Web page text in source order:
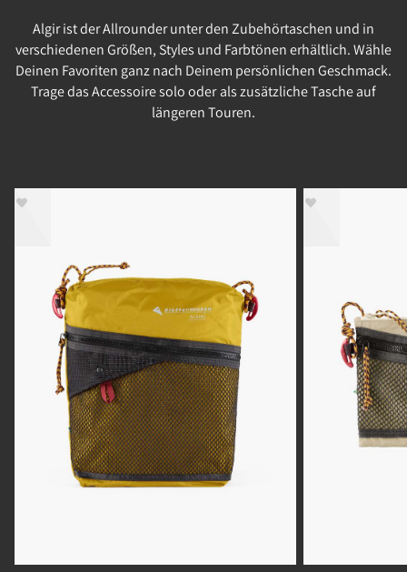
Algir ist der Allrounder unter den Zubehörtaschen und in
verschiedenen Größen, Styles und Farbtönen erhältlich. Wähle
Deinen Favoriten ganz nach Deinem persönlichen Geschmack.
Trage das Accessoire solo oder als zusätzliche Tasche auf
längeren Touren.